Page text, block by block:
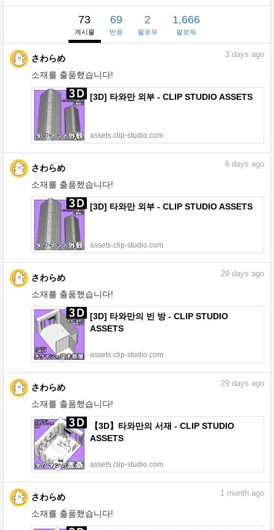
73
게시물
69
반응
2
팔로우
1,666
팔로워
さわらめ
소재를 출품했습니다!
3 days ago
[3D] 타와만 외부 - CLIP STUDIO ASSETS
assets.clip-studio.com
さわらめ
소재를 출품했습니다!
6 days ago
[3D] 타와만 외부 - CLIP STUDIO ASSETS
assets.clip-studio.com
さわらめ
소재를 출품했습니다!
29 days ago
[3D] 타와만의 빈 방 - CLIP STUDIO
ASSETS
assets.clip-studio.com
さわらめ
소재를 출품했습니다!
29 days ago
【3D】타와만의 서재 - CLIP STUDIO
ASSETS
assets.clip-studio.com
さわらめ
소재를 출품했습니다!
1 month ago